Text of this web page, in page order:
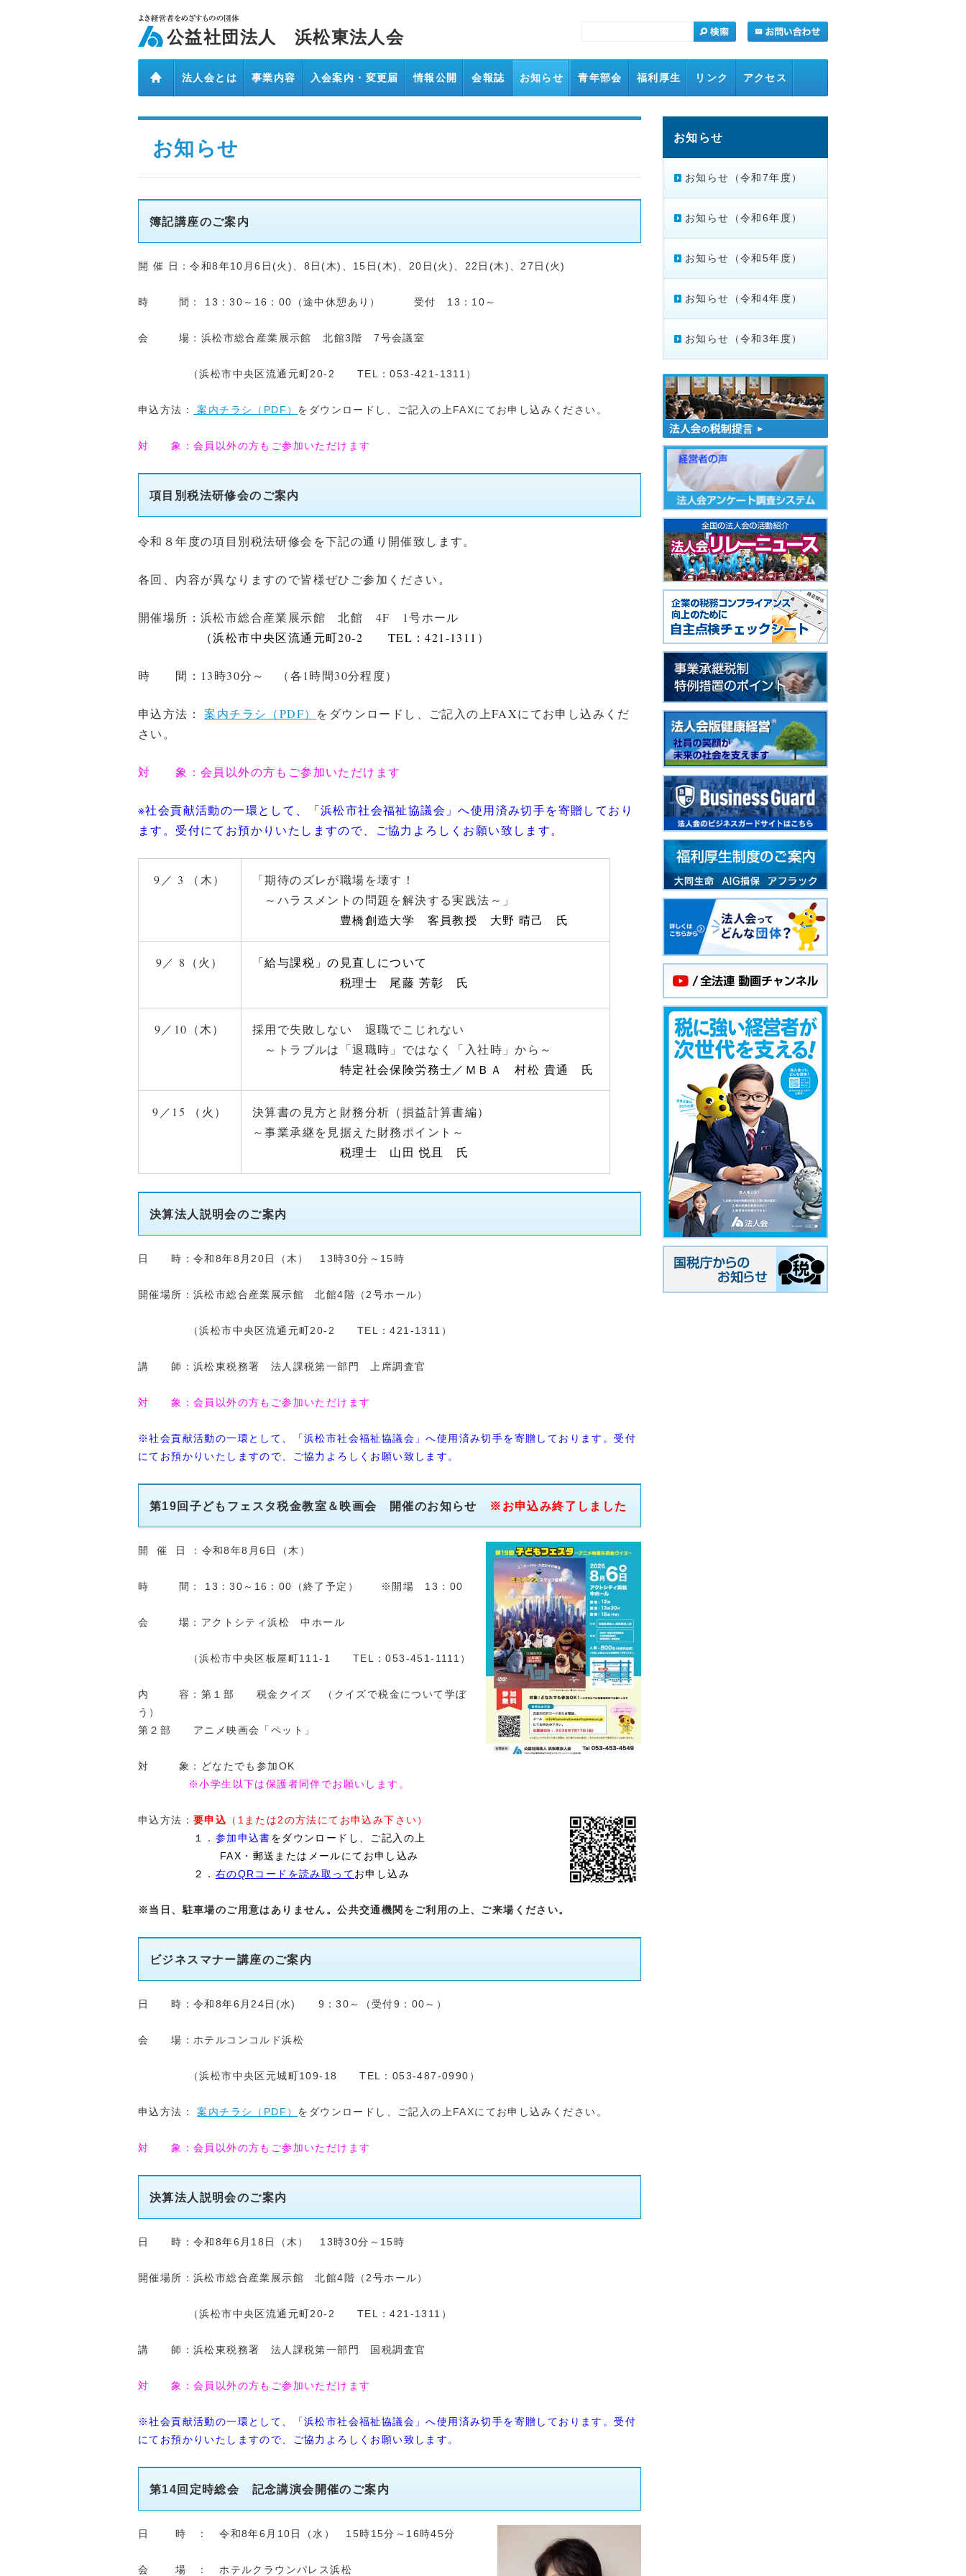
公益社団法人 浜松東法人会
法人会とは 事業内容 入会案内・変更届 情報公開 会報誌 お知らせ 青年部会 福利厚生 リンク アクセス
お知らせ
簿記講座のご案内
開 催 日：令和8年10月6日(火)、8日(木)、15日(木)、20日(火)、22日(木)、27日(火)
時 間： 13：30～16：00（途中休憩あり） 受付 13：10～
会 場：浜松市総合産業展示館 北館3階 7号会議室
（浜松市中央区流通元町20-2 TEL：053-421-1311）
申込方法： 案内チラシ（PDF） をダウンロードし、ご記入の上FAXにてお申し込みください。
対 象：会員以外の方もご参加いただけます
項目別税法研修会のご案内
令和８年度の項目別税法研修会を下記の通り開催致します。
各回、内容が異なりますので皆様ぜひご参加ください。
開催場所：浜松市総合産業展示館 北館 4F 1号ホール
（浜松市中央区流通元町20-2 TEL：421-1311 ）
時 間：13時30分～ （各1時間30分程度）
申込方法：案内チラシ（PDF） をダウンロードし、ご記入の上FAXにてお申し込みくだ
さい。
対 象： 会員以外の方もご参加いただけます
※社会貢献活動の一環として、「浜松市社会福祉協議会」へ使用済み切手を寄贈しており
ます。 受付にてお預かりいたしますので、ご協力よろしくお願い致します。
9／ 3 （木）
「期待のズレが職場を壊す！
～ハラスメントの問題を解決する実践法～」
豊橋創造大学 客員教授 大野 晴己 氏
9／ 8（火）
「給与課税」の見直しについて
税理士 尾藤 芳彰 氏
9／10（木）
採用で失敗しない 退職でこじれない
～トラブルは「退職時」ではなく「入社時」から～
特定社会保険労務士／ＭＢＡ 村松 貴通 氏
9／15 （火）
決算書の見方と財務分析（損益計算書編）
～事業承継を見据えた財務ポイント～
税理士 山田 悦且 氏
決算法人説明会のご案内
日 時：令和8年8月20日（木） 13時30分～15時
開催場所：浜松市総合産業展示館 北館4階（2号ホール）
（浜松市中央区流通元町20-2 TEL：421-1311）
講 師：浜松東税務署 法人課税第一部門 上席調査官
対 象：会員以外の方もご参加いただけます
※社会貢献活動の一環として、「浜松市社会福祉協議会」へ使用済み切手を寄贈しております。受付
にてお預かりいたしますので、ご協力よろしくお願い致します。
第19回子どもフェスタ税金教室＆映画会 開催のお知らせ ※お申込み終了しました
開 催 日 ：令和8年8月6日（木）
時 間： 13：30～16：00（終了予定） ※開場 13：00
会 場：アクトシティ浜松 中ホール
（浜松市中央区板屋町111-1 TEL：053-451-1111）
内 容：第１部 税金クイズ （クイズで税金について学ぼ
う）
第２部 アニメ映画会「ペット」
対 象：どなたでも参加OK
※小学生以下は保護者同伴でお願いします。
申込方法： 要申込 （1または2の方法にてお申込み下さい）
１． 参加申込書をダウンロードし、ご記入の上
FAX・郵送またはメールにてお申し込み
２． 右のQRコードを読み取ってお申し込み
※当日、駐車場のご用意はありません。公共交通機関をご利用の上、ご来場ください。
ビジネスマナー講座のご案内
日 時：令和8年6月24日(水) 9：30～（受付9：00～）
会 場：ホテルコンコルド浜松
（浜松市中央区元城町109-18 TEL：053-487-0990）
申込方法：案内チラシ（PDF） をダウンロードし、ご記入の上FAXにてお申し込みください。
対 象：会員以外の方もご参加いただけます
決算法人説明会のご案内
日 時：令和8年6月18日（木） 13時30分～15時
開催場所：浜松市総合産業展示館 北館4階（2号ホール）
（浜松市中央区流通元町20-2 TEL：421-1311）
講 師：浜松東税務署 法人課税第一部門 国税調査官
対 象：会員以外の方もご参加いただけます
※社会貢献活動の一環として、「浜松市社会福祉協議会」へ使用済み切手を寄贈しております。受付
にてお預かりいたしますので、ご協力よろしくお願い致します。
第14回定時総会 記念講演会開催のご案内
日 時 ： 令和8年6月10日（水） 15時15分～16時45分
会 場 ： ホテルクラウンパレス浜松
お知らせ
お知らせ（令和7年度）
お知らせ（令和6年度）
お知らせ（令和5年度）
お知らせ（令和4年度）
お知らせ（令和3年度）